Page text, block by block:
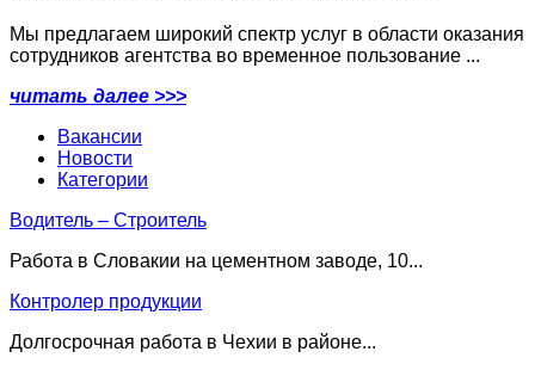
Мы предлагаем широкий спектр услуг в области оказания
сотрудников агентства во временное пользование ...
читать далее >>>
Вакансии
Новости
Категории
Водитель – Строитель
Работа в Словакии на цементном заводе, 10...
Контролер продукции
Долгосрочная работа в Чехии в районе...